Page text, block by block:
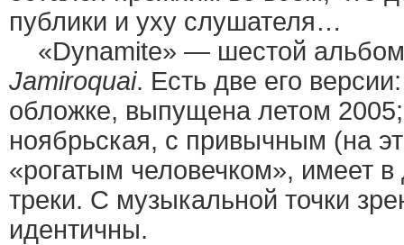
публики и уху слушателя…
«Dynamite» — шестой альбом
Jamiroquai. Есть две его
обложке, выпущена летом
ноябрьская, с привычным (на
«рогатым человечком», имеет
треки. С музыкальной точки
идентичны.